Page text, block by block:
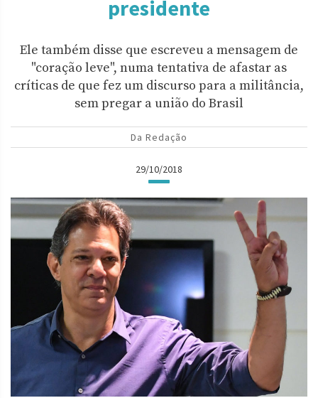
presidente
Ele também disse que escreveu a mensagem de
"coração leve", numa tentativa de afastar as
críticas de que fez um discurso para a militância,
sem pregar a união do Brasil
Da Redação
29/10/2018